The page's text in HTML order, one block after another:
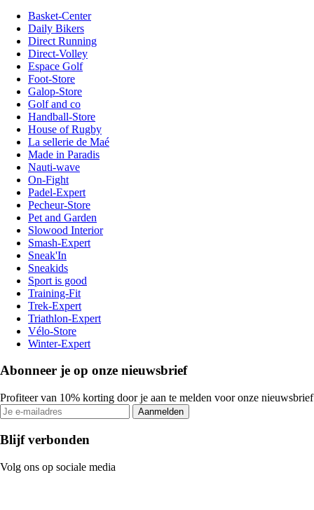
Basket-Center
Daily Bikers
Direct Running
Direct-Volley
Espace Golf
Foot-Store
Galop-Store
Golf and co
Handball-Store
House of Rugby
La sellerie de Maé
Made in Paradis
Nauti-wave
On-Fight
Padel-Expert
Pecheur-Store
Pet and Garden
Slowood Interior
Smash-Expert
Sneak'In
Sneakids
Sport is good
Training-Fit
Trek-Expert
Triathlon-Expert
Vélo-Store
Winter-Expert
Abonneer je op onze nieuwsbrief
Profiteer van 10% korting door je aan te melden voor onze nieuwsbrief
Aanmelden
Blijf verbonden
Volg ons op sociale media